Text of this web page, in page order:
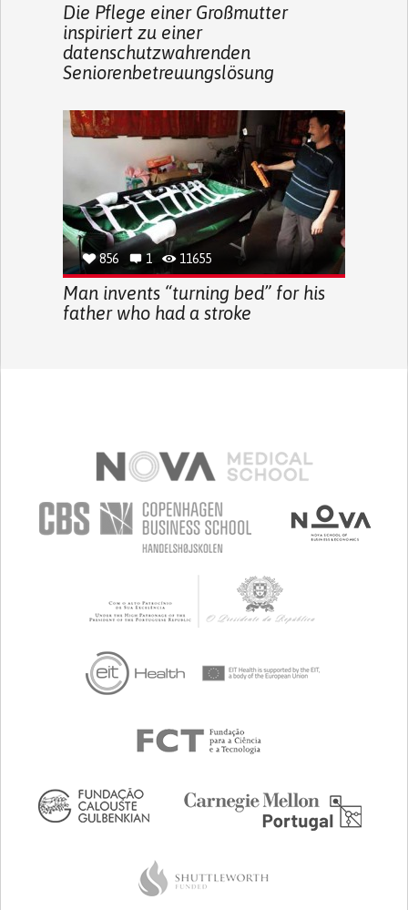
Die Pflege einer Großmutter
inspiriert zu einer
datenschutzwahrenden
Seniorenbetreuungslösung
856 1 11655
Man invents “turning bed” for his
father who had a stroke